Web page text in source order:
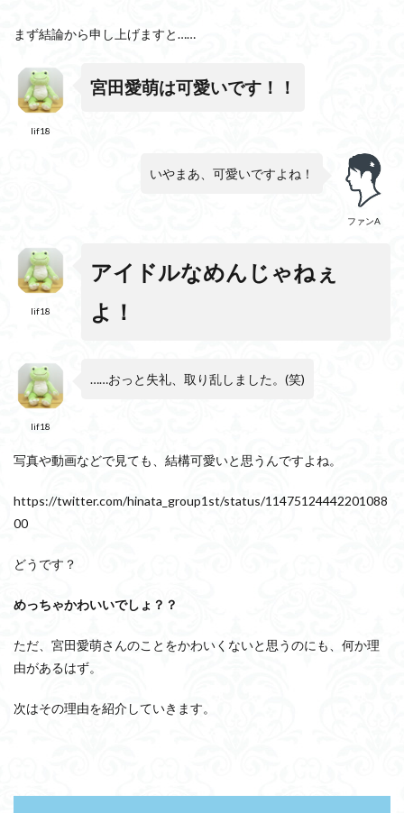
くな
言わ
れる
の
悪い
2.2
②あ
ざと
3
宮
田愛萌は
あざとす
ぎ
究極のぶ
4
味は
印集
5
宮田
愛萌
ても
まず結論から申し上げますと……
lif18
宮田愛萌は可愛いです！！
ファンA
いやまあ、可愛いですよね！
lif18
アイドルなめんじゃねぇ
よ！
lif18
……おっと失礼、取り乱しました。(笑)
写真や動画などで見ても、結構可愛いと思うんですよね。
https://twitter.com/hinata_group1st/status/11475124442201088
00
どうです？
めっちゃかわいいでしょ？？
ただ、宮田愛萌さんのことをかわいくないと思うのにも、何か理
由があるはず。
次はその理由を紹介していきます。